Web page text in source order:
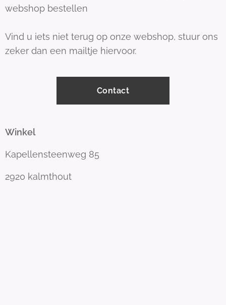
webshop bestellen
Vind u iets niet terug op onze webshop, stuur ons
zeker dan een mailtje hiervoor.
Contact
Winkel
Kapellensteenweg 85
2920 kalmthout